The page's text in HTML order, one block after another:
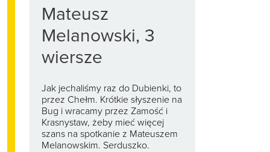
Mateusz
Melanowski, 3
wiersze
Jak jechaliśmy raz do Dubienki, to
przez Chełm. Krótkie słyszenie na
Bug i wracamy przez Zamość i
Krasnystaw, żeby mieć więcej
szans na spotkanie z Mateuszem
Melanowskim. Serduszko.